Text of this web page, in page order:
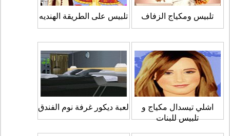
تلبيس ومكياج الزفاف تلبيس على الطريقة الهنديه
اشلي تيسدال مكياج و
تلبيس للبنات
لعبة ديكور غرفة نوم الفندق